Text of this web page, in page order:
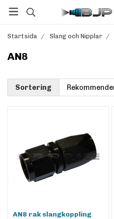
Startsida / Slang och Nipplar /
AN8
Sortering
AN8 rak slangkoppling